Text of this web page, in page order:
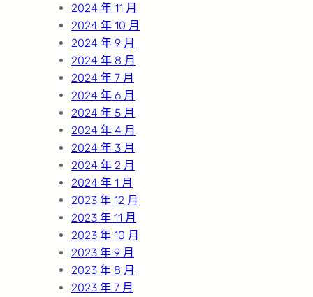
2024 年 11 月
2024 年 10 月
2024 年 9 月
2024 年 8 月
2024 年 7 月
2024 年 6 月
2024 年 5 月
2024 年 4 月
2024 年 3 月
2024 年 2 月
2024 年 1 月
2023 年 12 月
2023 年 11 月
2023 年 10 月
2023 年 9 月
2023 年 8 月
2023 年 7 月